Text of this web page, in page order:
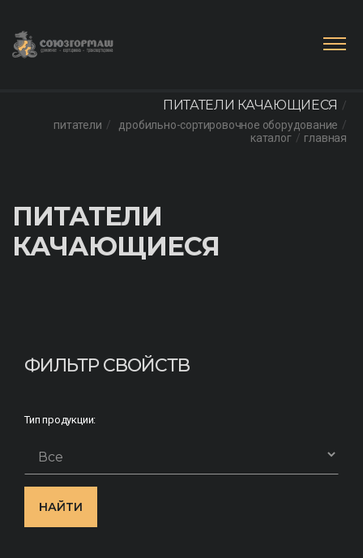
главная
каталог
дробильно-сортировочное оборудование
питатели
ПИТАТЕЛИ КАЧАЮЩИЕСЯ
ПИТАТЕЛИ
КАЧАЮЩИЕСЯ
ФИЛЬТР СВОЙСТВ
Тип продукции:
НАЙТИ